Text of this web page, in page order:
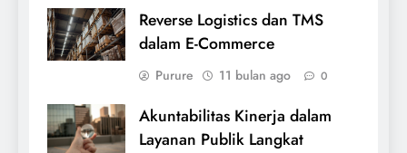
Reverse Logistics dan TMS
dalam E-Commerce
Purure 11 bulan ago 0
Akuntabilitas Kinerja dalam
Layanan Publik Langkat